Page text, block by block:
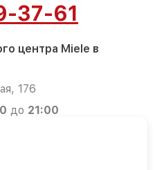
37-61
центра Miele в
176
до 21:00